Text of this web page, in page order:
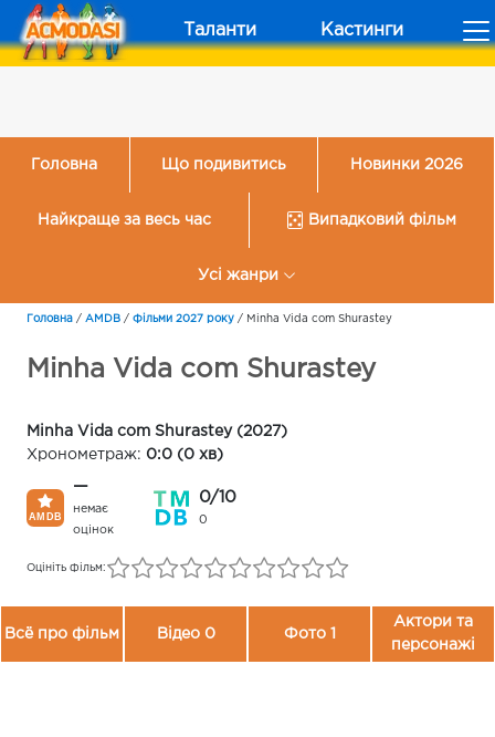
Таланти Кастинги
Головна Що подивитись Новинки 2026
Найкраще за весь час Випадковий фільм
Усі жанри
Головна / AMDB / Фільми 2027 року / Minha Vida com Shurastey
Minha Vida com Shurastey
Minha Vida com Shurastey (2027)
Хронометраж: 0:0 (0 хв)
—
немає
оцінок
0/10
0
Оцініть фільм:
Всё про фільм Відео 0 Фото 1
Актори та
персонажі